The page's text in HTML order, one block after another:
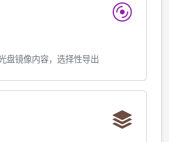
盘镜像内容，选择性导出